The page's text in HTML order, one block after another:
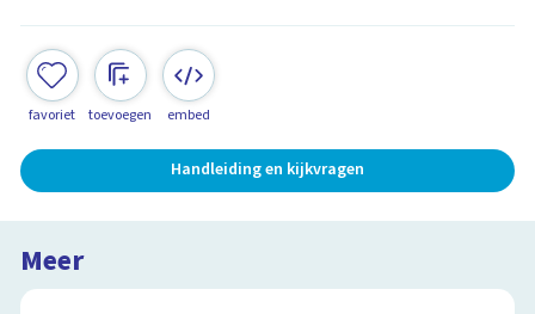
favoriet toevoegen embed
Handleiding en kijkvragen
Meer